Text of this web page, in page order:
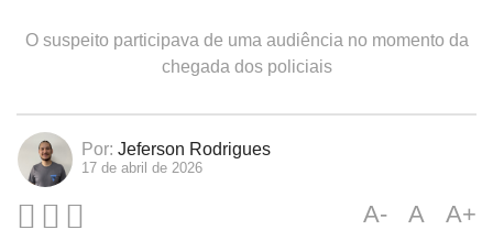
O suspeito participava de uma audiência no momento da
chegada dos policiais
Por: Jeferson Rodrigues
17 de abril de 2026
A- A A+